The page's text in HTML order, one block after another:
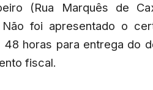
(Rua Marquês de
Não foi apresentado o
horas para entrega do
fiscal.